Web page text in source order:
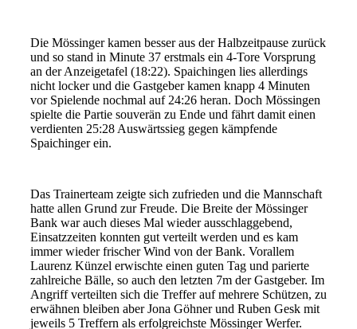
Die Mössinger kamen besser aus der Halbzeitpause zurück
und so stand in Minute 37 erstmals ein 4-Tore Vorsprung
an der Anzeigetafel (18:22). Spaichingen lies allerdings
nicht locker und die Gastgeber kamen knapp 4 Minuten
vor Spielende nochmal auf 24:26 heran. Doch Mössingen
spielte die Partie souverän zu Ende und fährt damit einen
verdienten 25:28 Auswärtssieg gegen kämpfende
Spaichinger ein.
Das Trainerteam zeigte sich zufrieden und die Mannschaft
hatte allen Grund zur Freude. Die Breite der Mössinger
Bank war auch dieses Mal wieder ausschlaggebend,
Einsatzzeiten konnten gut verteilt werden und es kam
immer wieder frischer Wind von der Bank. Vorallem
Laurenz Künzel erwischte einen guten Tag und parierte
zahlreiche Bälle, so auch den letzten 7m der Gastgeber. Im
Angriff verteilten sich die Treffer auf mehrere Schützen, zu
erwähnen bleiben aber Jona Göhner und Ruben Gesk mit
jeweils 5 Treffern als erfolgreichste Mössinger Werfer.